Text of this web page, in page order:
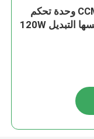
CCM2 10-30V PWM وحدة تحكم
سرعة المحرك عكسها التبديل 120W